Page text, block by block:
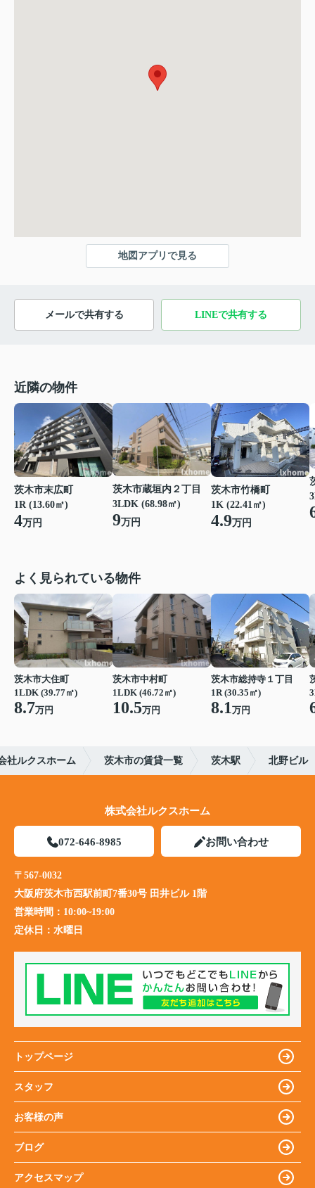
地図アプリで見る
メールで共有する LINEで共有する
近隣の物件
茨木市末広町
1R (13.60㎡)
4万円
茨木市蔵垣内２丁目
3LDK (68.98㎡)
9万円
茨木市竹橋町
1K (22.41㎡)
4.9万円
よく見られている物件
茨木市大住町
1LDK (39.77㎡)
8.7万円
茨木市中村町
1LDK (46.72㎡)
10.5万円
茨木市総持寺１丁目
1R (30.35㎡)
8.1万円
社ルクスホーム 茨木市の賃貸一覧 茨木駅 北野ビル
株式会社ルクスホーム
072-646-8985 お問い合わせ
〒567-0032
大阪府茨木市西駅前町7番30号 田井ビル 1階
営業時間： 10:00~19:00
定休日： 水曜日
トップページ
スタッフ
お客様の声
ブログ
アクセスマップ